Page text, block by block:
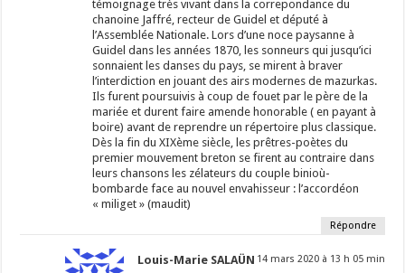
témoignage très vivant dans la correpondance du
chanoine Jaffré, recteur de Guidel et député à
l’Assemblée Nationale. Lors d’une noce paysanne à
Guidel dans les années 1870, les sonneurs qui jusqu’ici
sonnaient les danses du pays, se mirent à braver
l’interdiction en jouant des airs modernes de mazurkas.
Ils furent poursuivis à coup de fouet par le père de la
mariée et durent faire amende honorable ( en payant à
boire) avant de reprendre un répertoire plus classique.
Dès la fin du XIXème siècle, les prêtres-poètes du
premier mouvement breton se firent au contraire dans
leurs chansons les zélateurs du couple binioù-
bombarde face au nouvel envahisseur : l’accordéon
« miliget » (maudit)
Répondre
Louis-Marie SALAÜN 14 mars 2020 à 13 h 05 min